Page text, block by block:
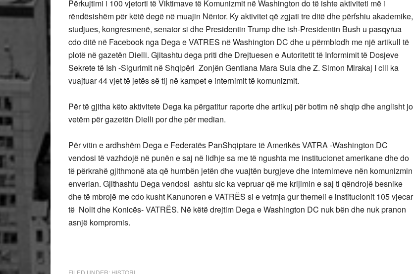
Përkujtimi i 100 vjetorti të Viktimave të Komunizmit në Washington do të ishte aktiviteti më i
rëndësishëm për këtë degë në muajin Nëntor. Ky aktivitet që zgjati tre ditë dhe përfshiu akademike,
studjues, kongresmenë, senator si dhe Presidentin Trump dhe ish-Presidentin Bush u pasqyrua
cdo ditë në Facebook nga Dega e VATRES në Washington DC dhe u përmblodh me një artikull të
plotë në gazetën Dielli. Gjitashtu dega priti dhe Drejtuesen e Autoritetit të Informimit të Dosjeve
Sekrete të Ish -Sigurimit në Shqipëri Zonjën Gentiana Mara Sula dhe Z. Simon Mirakaj I cili ka
vuajtuar 44 vjet të jetës së tij në kampet e internimit të komunizmit.
Për të gjitha këto aktivitete Dega ka përgatitur raporte dhe artikuj për botim në shqip dhe anglisht jo
vetëm për gazetën Dielli por dhe për median.
Për vitin e ardhshëm Dega e Federatës PanShqiptare të Amerikës VATRA -Washington DC
vendosi të vazhdojë në punën e saj në lidhje sa me të ngushta me institucionet amerikane dhe do
të përkrahë gjithmonë ata që humbën jetën dhe vuajtën burgjeve dhe internimeve nën komunizmin
enverian. Gjithashtu Dega vendosi ashtu sic ka vepruar që me krijimin e saj ti qëndrojë besnike
dhe të mbrojë me cdo kusht Kanunoren e VATRËS si e vetmja gur themeli e institucionit 105 vjecar
të Nolit dhe Konicës- VATRËS. Në këtë drejtim Dega e Washington DC nuk bën dhe nuk pranon
asnjë kompromis.
FILED UNDER: HISTORI